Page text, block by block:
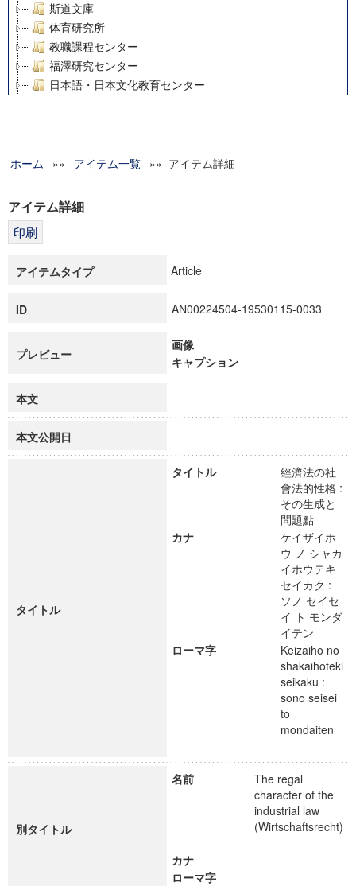
斯道文庫
体育研究所
教職課程センター
福澤研究センター
日本語・日本文化教育センター
グローバルリサーチインスティテュート
科学研究費補助金研究成果報告書
博士課程教育リーディングプログラム「超成熟社会発展のサ
ホーム »» アイテム一覧 »» アイテム詳細
アイテム詳細
アイテムタイプ Article
ID AN00224504-19530115-0033
プレビュー
画像
キャプション
本文
本文公開日
タイトル
タイトル
經濟法の社
會法的性格 :
その生成と
問題點
カナ
ケイザイホ
ウ ノ シャカ
イホウテキ
セイカク :
ソノ セイセ
イ ト モンダ
イテン
ローマ字
Keizaihō no
shakaihōteki
seikaku :
sono seisei
to
mondaiten
別タイトル
名前
The regal
character of the
industrial law
(Wirtschaftsrecht)
カナ
ローマ字